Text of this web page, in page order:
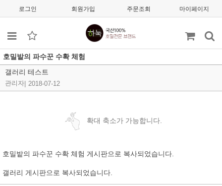
로그인 회원가입 주문조회 마이페이지
호밀밭의 파수꾼 수확 체험
갤러리 테스트
관리자 2018-07-12
확대 축소가 가능합니다.
호밀밭의 파수꾼 수확 체험 게시판으로 복사되었습니다.
갤러리 게시판으로 복사되었습니다.